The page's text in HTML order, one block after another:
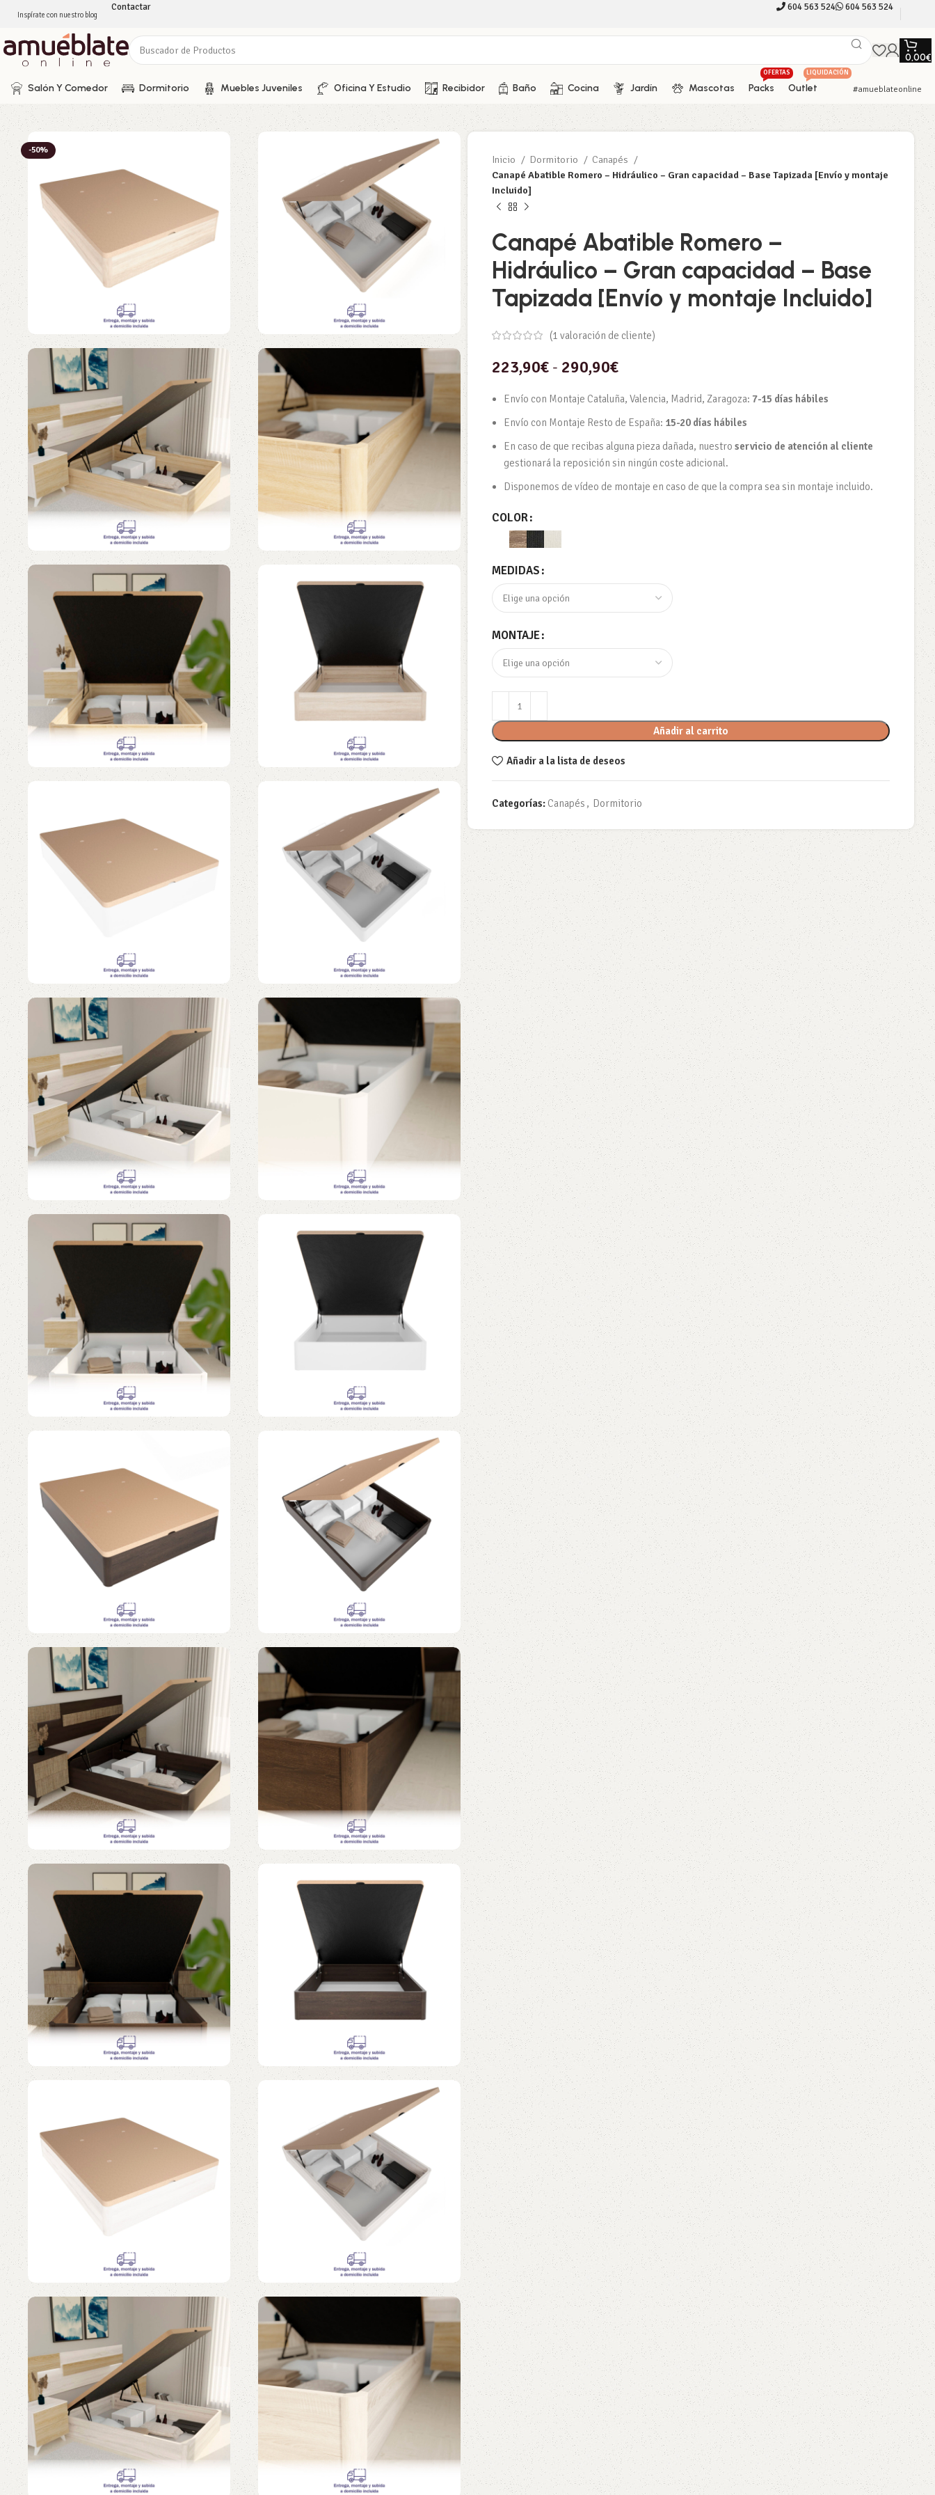
Inspírate con nuestro blog
Contactar 604 563 524 604 563 524
0,00€
Salón Y Comedor Dormitorio Muebles Juveniles Oficina Y Estudio Recibidor Baño Cocina Jardín Mascotas Packs
OFERTAS
Outlet
LIQUIDACIÓN
#amueblateonline
-50%
Inicio Dormitorio
Canapés
Canapé Abatible Romero – Hidráulico – Gran capacidad – Base Tapizada [Envío y montaje
Incluido]
Canapé Abatible Romero –
Hidráulico – Gran capacidad – Base
Tapizada [Envío y montaje Incluido]
(1 valoración de cliente)
223,90€ - 290,90€
Envío con Montaje Cataluña, Valencia, Madrid, Zaragoza: 7-15 días hábiles
Envío con Montaje Resto de España: 15-20 días hábiles
En caso de que recibas alguna pieza dañada, nuestro servicio de atención al cliente
gestionará la reposición sin ningún coste adicional.
Disponemos de vídeo de montaje en caso de que la compra sea sin montaje incluido.
COLOR
MEDIDAS
MONTAJE
Añadir al carrito
Añadir a la lista de deseos
Categorías: Canapés , Dormitorio